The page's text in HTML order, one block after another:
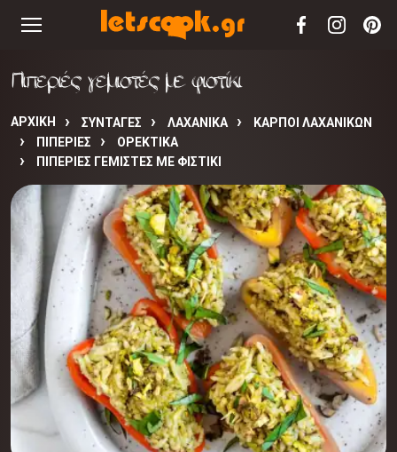
Πιπεριές γεμιστές με φιστίκι
ΑΡΧΙΚΉ ΣΥΝΤΑΓΈΣ ΛΑΧΑΝΙΚΑ
ΚΑΡΠΟΙ ΛΑΧΑΝΙΚΩΝ
ΠΙΠΕΡΙΕΣ
ΟΡΕΚΤΙΚΑ
ΠΙΠΕΡΙΈΣ ΓΕΜΙΣΤΈΣ ΜΕ ΦΙΣΤΊΚΙ